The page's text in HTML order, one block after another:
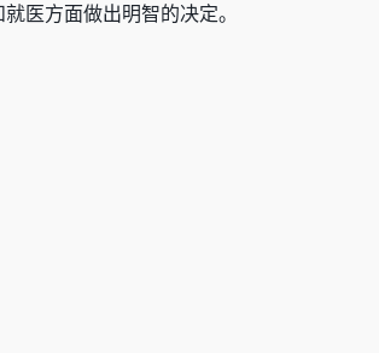
医方面做出明智的决定。